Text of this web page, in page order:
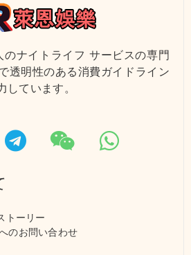
ナイトライフ サービスの専門
透明性のある消費ガイドライン
しています。
トーリー
のお問い合わせ